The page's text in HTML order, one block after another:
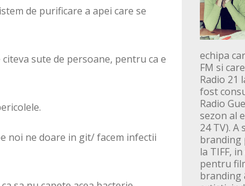
de purificare a apei care se
sute de persoane, pentru ca e
noi ne doare in git/ facem infectii
echipa
FM si
Radio 21
fost
Radio
sezon al
24 TV).
branding
la TIFF,
pentru
branding